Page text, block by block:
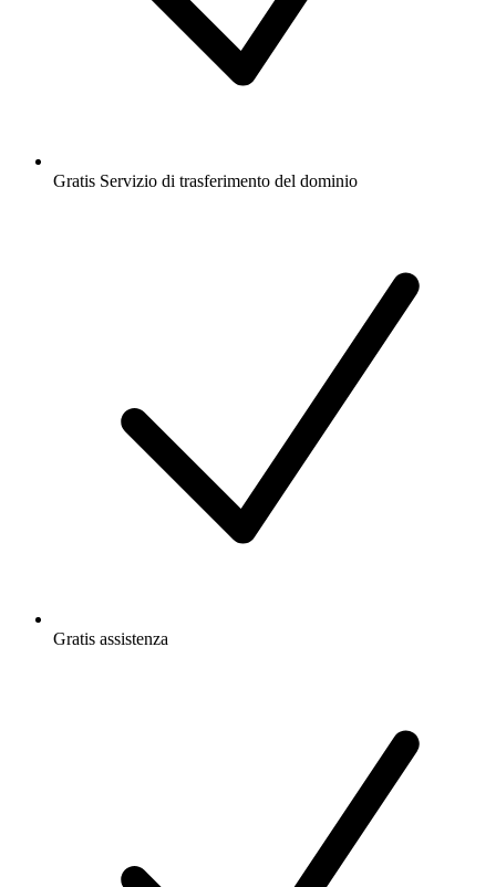
Gratis Servizio di trasferimento del dominio
Gratis assistenza